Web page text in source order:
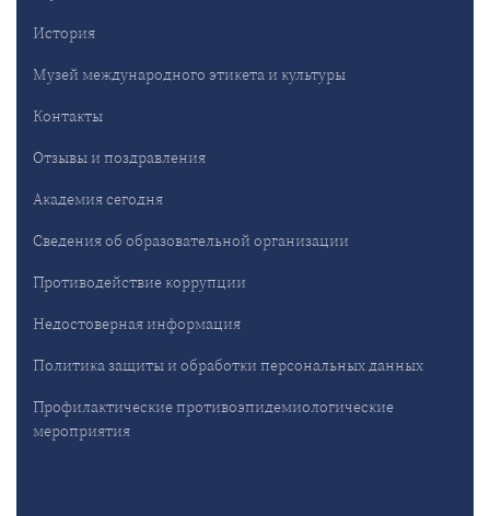
История
Музей международного этикета и культуры
Контакты
Отзывы и поздравления
Академия сегодня
Сведения об образовательной организации
Противодействие коррупции
Недостоверная информация
Политика защиты и обработки персональных данных
Профилактические противоэпидемиологические
мероприятия